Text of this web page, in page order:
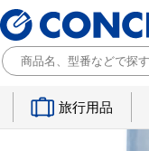
旅行用品